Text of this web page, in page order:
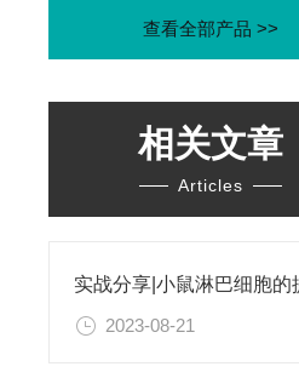
查看全部产品 >>
相关文章
Articles
2023-08-21